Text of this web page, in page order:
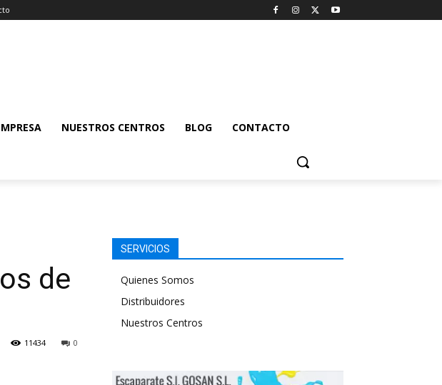
NUESTROS CENTROS BLOG CONTACTO
de
0
11434
SERVICIOS
Quienes Somos
Distribuidores
Nuestros Centros